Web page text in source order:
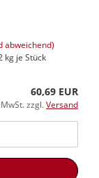
abweichend)
kg je Stück
60,69 EUR
zzgl.Versand